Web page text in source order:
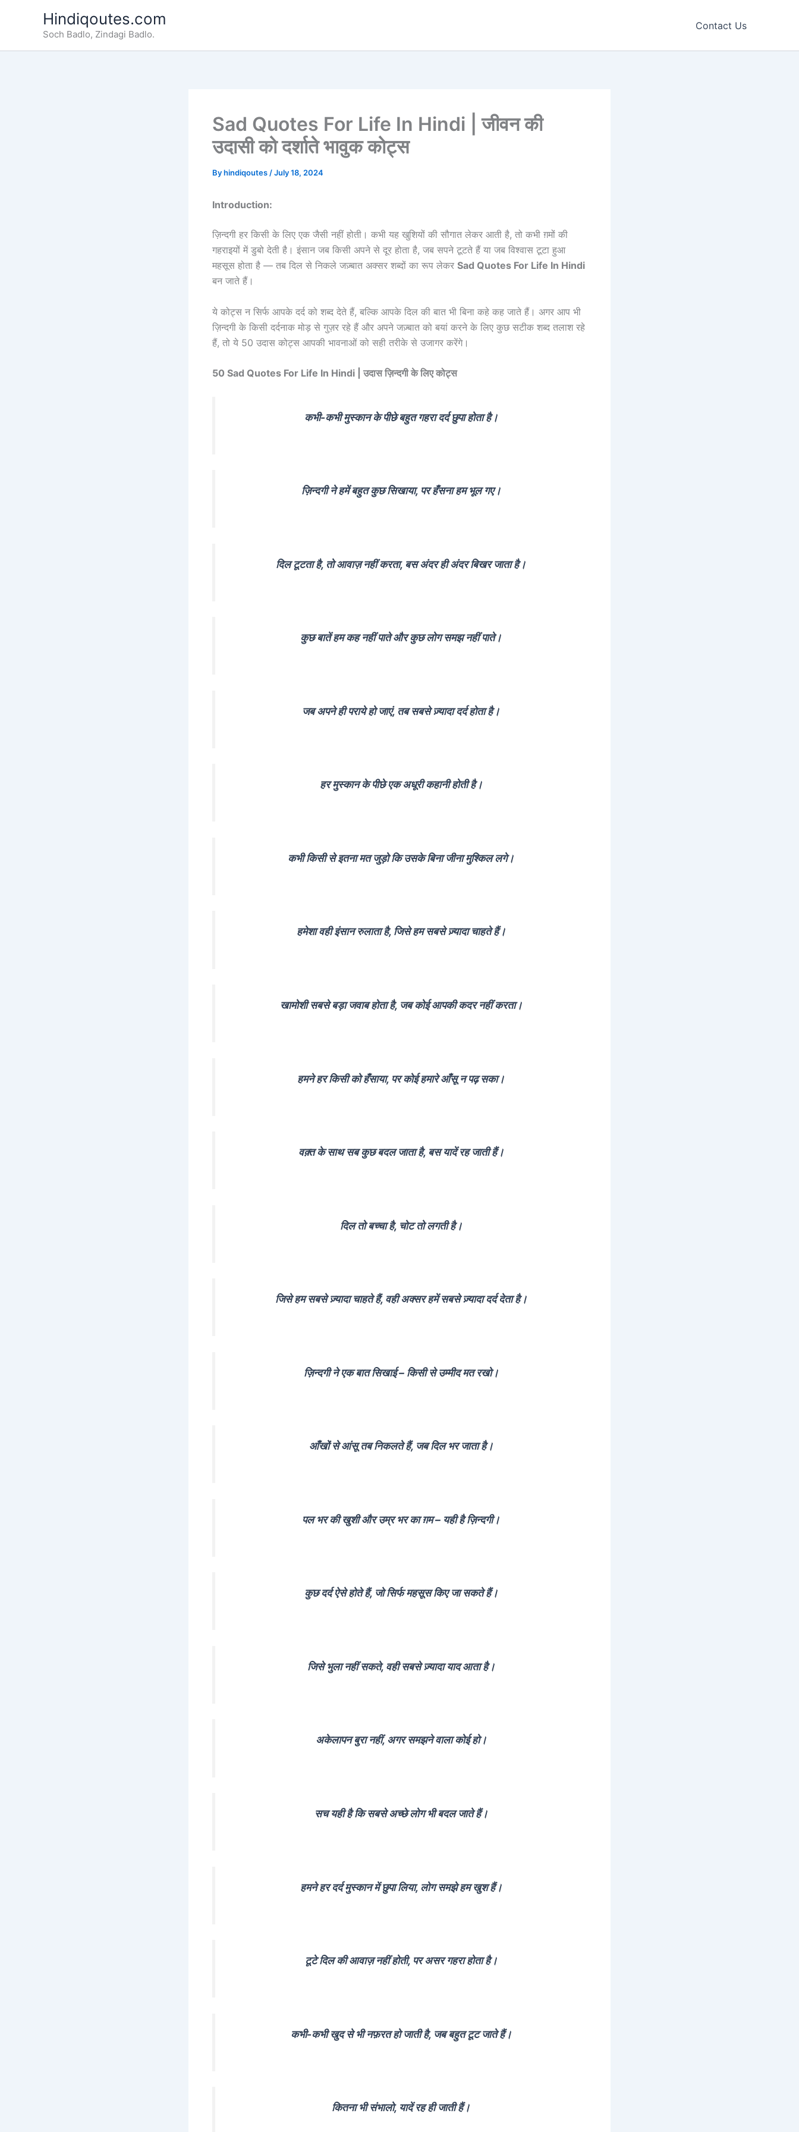
Hindiqoutes.com
Soch Badlo, Zindagi Badlo.
Contact Us
Sad Quotes For Life In Hindi | जीवन की
उदासी को दर्शाते भावुक कोट्स
Byhindiqoutes /July 18, 2024
Introduction:
ज़िन्दगी हर किसी के लिए एक जैसी नहीं होती। कभी यह खुशियों की सौगात लेकर आती है, तो कभी ग़मों की
गहराइयों में डुबो देती है। इंसान जब किसी अपने से दूर होता है, जब सपने टूटते हैं या जब विश्वास टूटा हुआ
महसूस होता है — तब दिल से निकले जज़्बात अक्सर शब्दों का रूप लेकर Sad Quotes For Life In Hindi
बन जाते हैं।
ये कोट्स न सिर्फ आपके दर्द को शब्द देते हैं, बल्कि आपके दिल की बात भी बिना कहे कह जाते हैं। अगर आप भी
ज़िन्दगी के किसी दर्दनाक मोड़ से गुज़र रहे हैं और अपने जज़्बात को बयां करने के लिए कुछ सटीक शब्द तलाश रहे
हैं, तो ये 50 उदास कोट्स आपकी भावनाओं को सही तरीके से उजागर करेंगे।
50 Sad Quotes For Life In Hindi | उदास ज़िन्दगी के लिए कोट्स
कभी-कभी मुस्कान के पीछे बहुत गहरा दर्द छुपा होता है।
ज़िन्दगी ने हमें बहुत कुछ सिखाया, पर हँसना हम भूल गए।
दिल टूटता है, तो आवाज़ नहीं करता, बस अंदर ही अंदर बिखर जाता है।
कुछ बातें हम कह नहीं पाते और कुछ लोग समझ नहीं पाते।
जब अपने ही पराये हो जाएं, तब सबसे ज़्यादा दर्द होता है।
हर मुस्कान के पीछे एक अधूरी कहानी होती है।
कभी किसी से इतना मत जुड़ो कि उसके बिना जीना मुश्किल लगे।
हमेशा वही इंसान रुलाता है, जिसे हम सबसे ज़्यादा चाहते हैं।
खामोशी सबसे बड़ा जवाब होता है, जब कोई आपकी कदर नहीं करता।
हमने हर किसी को हँसाया, पर कोई हमारे आँसू न पढ़ सका।
वक़्त के साथ सब कुछ बदल जाता है, बस यादें रह जाती हैं।
दिल तो बच्चा है, चोट तो लगती है।
जिसे हम सबसे ज़्यादा चाहते हैं, वही अक्सर हमें सबसे ज़्यादा दर्द देता है।
ज़िन्दगी ने एक बात सिखाई – किसी से उम्मीद मत रखो।
आँखों से आंसू तब निकलते हैं, जब दिल भर जाता है।
पल भर की खुशी और उम्र भर का ग़म – यही है ज़िन्दगी।
कुछ दर्द ऐसे होते हैं, जो सिर्फ महसूस किए जा सकते हैं।
जिसे भुला नहीं सकते, वही सबसे ज़्यादा याद आता है।
अकेलापन बुरा नहीं, अगर समझने वाला कोई हो।
सच यही है कि सबसे अच्छे लोग भी बदल जाते हैं।
हमने हर दर्द मुस्कान में छुपा लिया, लोग समझे हम खुश हैं।
टूटे दिल की आवाज़ नहीं होती, पर असर गहरा होता है।
कभी-कभी खुद से भी नफ़रत हो जाती है, जब बहुत टूट जाते हैं।
कितना भी संभालो, यादें रह ही जाती हैं।